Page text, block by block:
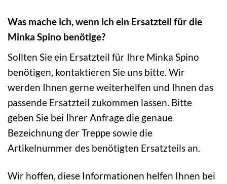
Was mache ich, wenn ich ein Ersatzteil für die
Minka Spino benötige?
Sollten Sie ein Ersatzteil für Ihre Minka Spino
benötigen, kontaktieren Sie uns bitte. Wir
werden Ihnen gerne weiterhelfen und Ihnen das
passende Ersatzteil zukommen lassen. Bitte
geben Sie bei Ihrer Anfrage die genaue
Bezeichnung der Treppe sowie die
Artikelnummer des benötigten Ersatzteils an.
Wir hoffen, diese Informationen helfen Ihnen bei